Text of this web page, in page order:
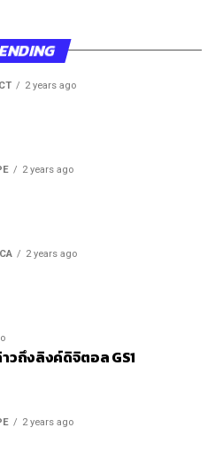
2 years ago
2 years ago
2 years ago
วถึงลิงค์ดิจิตอล GS1
2 years ago